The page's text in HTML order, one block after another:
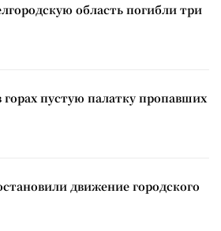
область погибли три
пустую палатку пропавших
движение городского